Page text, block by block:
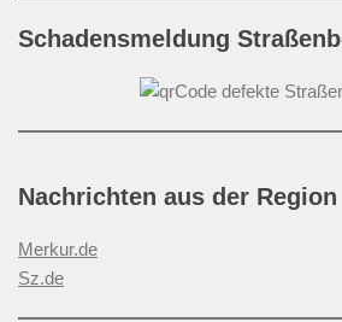
Schadensmeldung
Nachrichten aus der Region
Merkur.de
Sz.de